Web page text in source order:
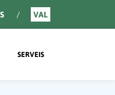
VAL
SERVEIS